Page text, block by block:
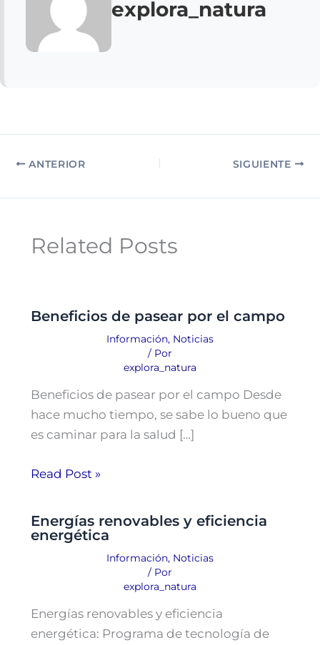
explora_natura
ANTERIOR SIGUIENTE
Related Posts
Beneficios de pasear por el campo
Información, Noticias
/ Por
explora_natura
Beneficios de pasear por el campo Desde
hace mucho tiempo, se sabe lo bueno que
es caminar para la salud […]
Read Post »
Energías renovables y eficiencia
energética
Información, Noticias
/ Por
explora_natura
Energías renovables y eficiencia
energética: Programa de tecnología de